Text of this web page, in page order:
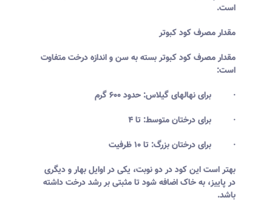
است.
مقدار مصرف کود کبوتر
مقدار مصرف کود کبوتر بسته به سن و اندازه درخت متفاوت
است:
· برای نهالهای گیلاس: حدود ۶۰۰ گرم
· برای درختان متوسط: تا ۴
· برای درختان بزرگ: تا ۱۰ ظرفیت
بهتر است این کود در دو نوبت، یکی در اوایل بهار و دیگری
در پاییز، به خاک اضافه شود تا مثبتی بر رشد درخت داشته
باشد.